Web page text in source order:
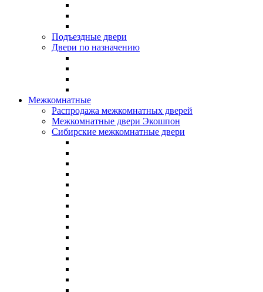
Подъездные двери
Двери по назначению
Межкомнатные
Распродажа межкомнатных дверей
Межкомнатные двери Экошпон
Сибирские межкомнатные двери